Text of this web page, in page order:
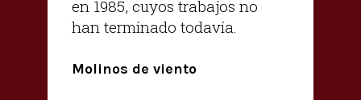
en 1985, cuyos trabajos no
han terminado todavía.
Molinos de viento